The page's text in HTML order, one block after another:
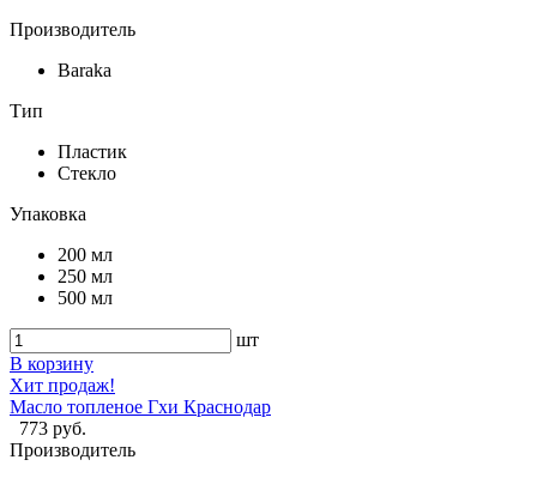
Производитель
Baraka
Тип
Пластик
Стекло
Упаковка
200 мл
250 мл
500 мл
шт
В корзину
Хит продаж!
Масло топленое Гхи Краснодар
773 руб.
Производитель